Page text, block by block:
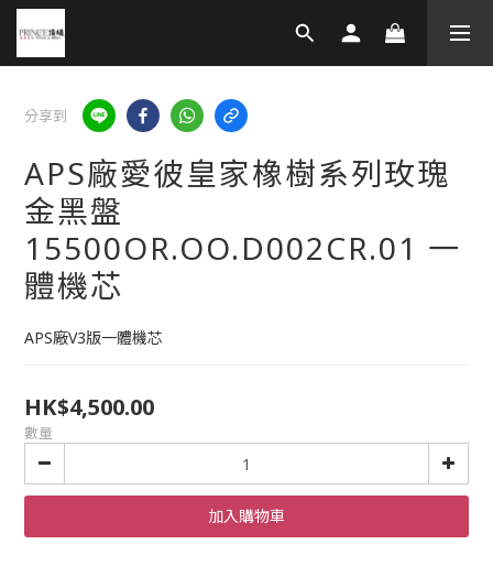
分享到
APS廠愛彼皇家橡樹系列玫瑰
金黑盤
15500OR.OO.D002CR.01 一
體機芯
APS廠V3版一體機芯
HK$4,500.00
數量
加入購物車